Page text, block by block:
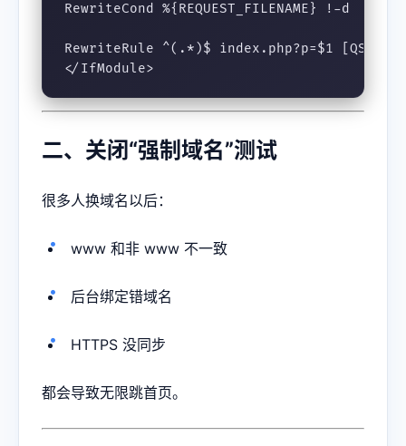
RewriteCond %{REQUEST_FILENAME} !-d
RewriteRule ^(.*)$ index.php?p=$1
</IfModule>
二、关闭“强制域名”测试
很多人换域名以后：
www 和非 www 不一致
后台绑定错域名
HTTPS 没同步
都会导致无限跳首页。